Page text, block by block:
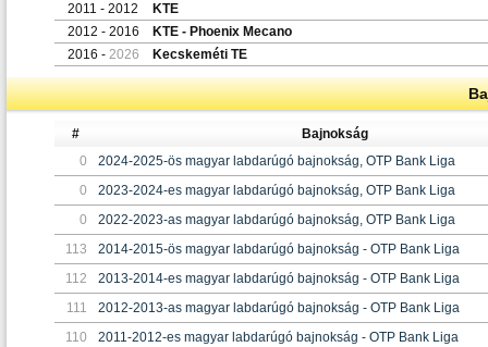
2011 - 2012
KTE
2012 - 2016
KTE - Phoenix Mecano
2016 - 2026 Kecskeméti TE
#
Bajnokság
0
2024-2025-ös magyar labdarúgó bajnokság, OTP Bank Liga
0
2023-2024-es magyar labdarúgó bajnokság, OTP Bank Liga
0
2022-2023-as magyar labdarúgó bajnokság, OTP Bank Liga
113
2014-2015-ös magyar labdarúgó bajnokság - OTP Bank Liga
112
2013-2014-es magyar labdarúgó bajnokság - OTP Bank Liga
111
2012-2013-as magyar labdarúgó bajnokság - OTP Bank Liga
110
2011-2012-es magyar labdarúgó bajnokság - OTP Bank Liga